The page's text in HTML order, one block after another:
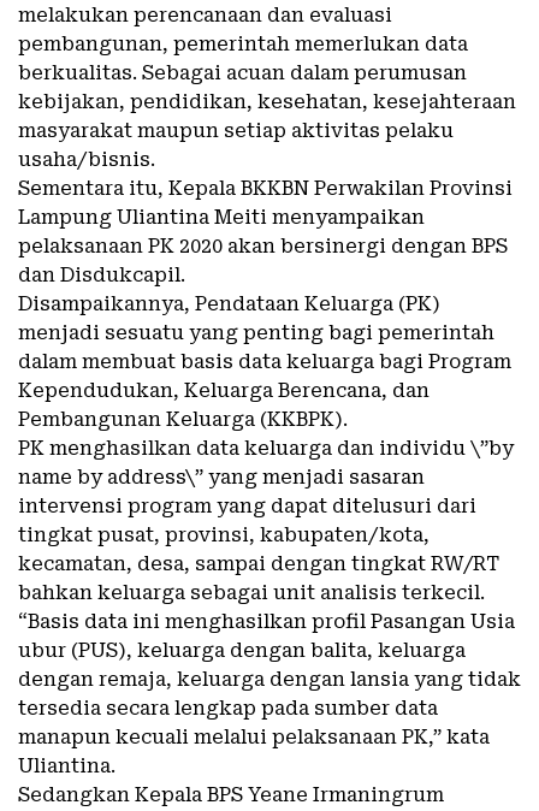
melakukan perencanaan dan evaluasi
pembangunan, pemerintah memerlukan data
berkualitas. Sebagai acuan dalam perumusan
kebijakan, pendidikan, kesehatan, kesejahteraan
masyarakat maupun setiap aktivitas pelaku
usaha/bisnis.
Sementara itu, Kepala BKKBN Perwakilan Provinsi
Lampung Uliantina Meiti menyampaikan
pelaksanaan PK 2020 akan bersinergi dengan BPS
dan Disdukcapil.
Disampaikannya, Pendataan Keluarga (PK)
menjadi sesuatu yang penting bagi pemerintah
dalam membuat basis data keluarga bagi Program
Kependudukan, Keluarga Berencana, dan
Pembangunan Keluarga (KKBPK).
PK menghasilkan data keluarga dan individu \”by
name by address\” yang menjadi sasaran
intervensi program yang dapat ditelusuri dari
tingkat pusat, provinsi, kabupaten/kota,
kecamatan, desa, sampai dengan tingkat RW/RT
bahkan keluarga sebagai unit analisis terkecil.
“Basis data ini menghasilkan profil Pasangan Usia
ubur (PUS), keluarga dengan balita, keluarga
dengan remaja, keluarga dengan lansia yang tidak
tersedia secara lengkap pada sumber data
manapun kecuali melalui pelaksanaan PK,” kata
Uliantina.
Sedangkan Kepala BPS Yeane Irmaningrum